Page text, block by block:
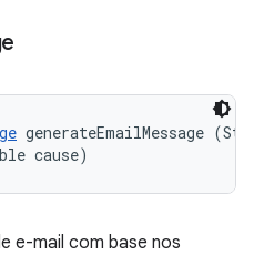
generateEmailMessage
cause)
e-mail com base nos